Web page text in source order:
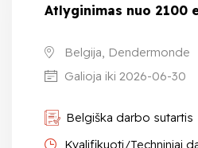
Atlyginimas nuo 2100
Belgija, Dendermonde
Galioja iki 2026-06-30
Belgiška darbo sutartis
Kvalifikuoti/Techniniai